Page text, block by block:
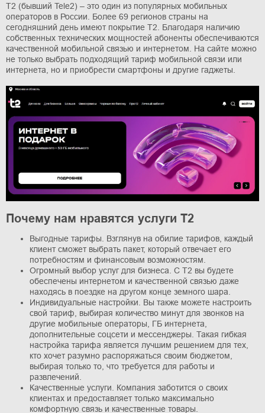
T2 (бывший Tele2) – это один из популярных мобильных
операторов в России. Более 69 регионов страны на
сегодняшний день имеют покрытие T2. Благодаря наличию
собственных технических мощностей абоненты обеспечиваются
качественной мобильной связью и интернетом. На сайте можно
не только выбрать подходящий тариф мобильной связи или
интернета, но и приобрести смартфоны и другие гаджеты.
Почему нам нравятся услуги T2
Выгодные тарифы. Взглянув на обилие тарифов, каждый
клиент сможет выбрать пакет, который отвечает его
потребностям и финансовым возможностям.
Огромный выбор услуг для бизнеса. С T2 вы будете
обеспечены интернетом и качественной связью даже
находясь в поездке на другом конце земного шара.
Индивидуальные настройки. Вы также можете настроить
свой тариф, выбирая количество минут для звонков на
другие мобильные операторы, ГБ интернета,
дополнительные соцсети и мессенджеры. Такая гибкая
настройка тарифа является лучшим решением для тех,
кто хочет разумно распоряжаться своим бюджетом,
выбирая только то, что требуется для работы и
развлечений.
Качественные услуги. Компания заботится о своих
клиентах и предоставляет только максимально
комфортную связь и качественные товары.